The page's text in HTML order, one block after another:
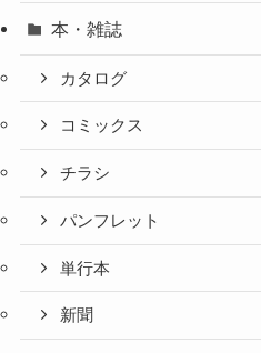
本・雑誌
カタログ
コミックス
チラシ
パンフレット
単行本
新聞